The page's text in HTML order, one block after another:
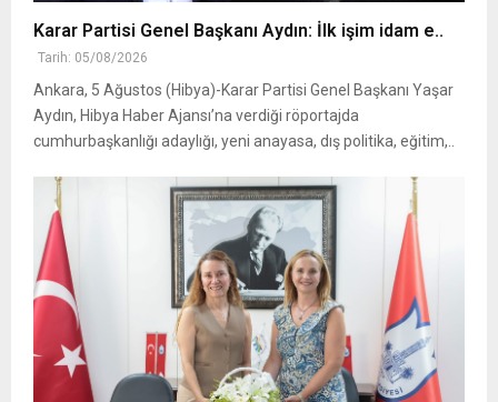
Karar Partisi Genel Başkanı Aydın: İlk işim idam e..
Tarih: 05/08/2026
Ankara, 5 Ağustos (Hibya)-Karar Partisi Genel Başkanı Yaşar
Aydın, Hibya Haber Ajansı’na verdiği röportajda
cumhurbaşkanlığı adaylığı, yeni anayasa, dış politika, eğitim,..